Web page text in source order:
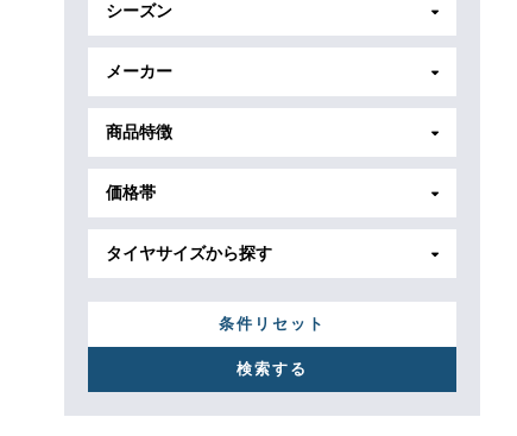
シーズン
メーカー
商品特徴
価格帯
タイヤサイズから探す
条件リセット